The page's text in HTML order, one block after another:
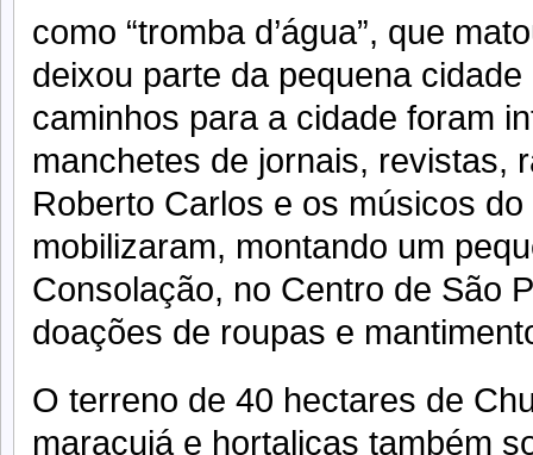
como “tromba d’água”, que
deixou parte da pequena
caminhos para a cidade foram
manchetes de jornais, revistas,
Roberto Carlos e os músicos
mobilizaram, montando um
Consolação, no Centro de São
doações de roupas e
O terreno de 40 hectares de
maracujá e hortaliças também